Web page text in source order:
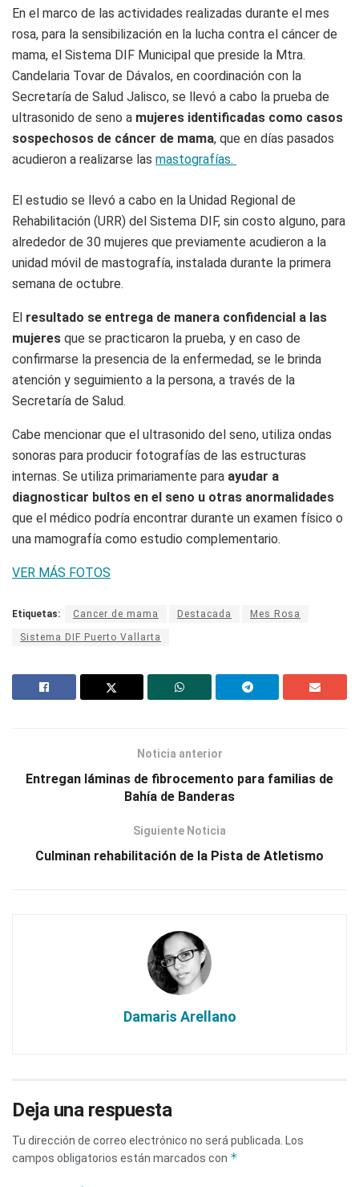
En el marco de las actividades realizadas durante el mes
rosa, para la sensibilización en la lucha contra el cáncer de
mama, el Sistema DIF Municipal que preside la Mtra.
Candelaria Tovar de Dávalos, en coordinación con la
Secretaría de Salud Jalisco, se llevó a cabo la prueba de
ultrasonido de seno a mujeres identificadas como casos
sospechosos de cáncer de mama, que en días pasados
acudieron a realizarse las mastografías.
El estudio se llevó a cabo en la Unidad Regional de
Rehabilitación (URR) del Sistema DIF, sin costo alguno, para
alrededor de 30 mujeres que previamente acudieron a la
unidad móvil de mastografía, instalada durante la primera
semana de octubre.
El resultado se entrega de manera confidencial a las
mujeres que se practicaron la prueba, y en caso de
confirmarse la presencia de la enfermedad, se le brinda
atención y seguimiento a la persona, a través de la
Secretaría de Salud.
Cabe mencionar que el ultrasonido del seno, utiliza ondas
sonoras para producir fotografías de las estructuras
internas. Se utiliza primariamente para ayudar a
diagnosticar bultos en el seno u otras anormalidades
que el médico podría encontrar durante un examen físico o
una mamografía como estudio complementario.
VER MÁS FOTOS
Etiquetas: Cancer de mama Destacada Mes Rosa
Sistema DIF Puerto Vallarta
Noticia anterior
Entregan láminas de fibrocemento para familias de
Bahía de Banderas
Siguiente Noticia
Culminan rehabilitación de la Pista de Atletismo
Damaris Arellano
Deja una respuesta
Tu dirección de correo electrónico no será publicada. Los
campos obligatorios están marcados con *